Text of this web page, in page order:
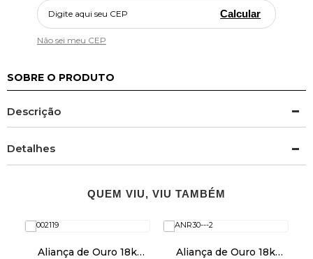
Calcular
Não sei meu CEP
SOBRE O PRODUTO
Descrição
Detalhes
QUEM VIU, VIU TAMBÉM
Aliança de Ouro 18k
Aliança de Ouro 18k